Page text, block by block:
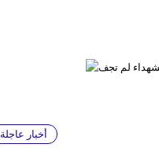
أخبار عاجلة